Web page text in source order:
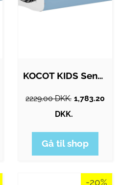
KOCOT KIDS Seng babydreams blå…
2229.00 DKK. 1,783.20
DKK.
Gå til shop
-20%